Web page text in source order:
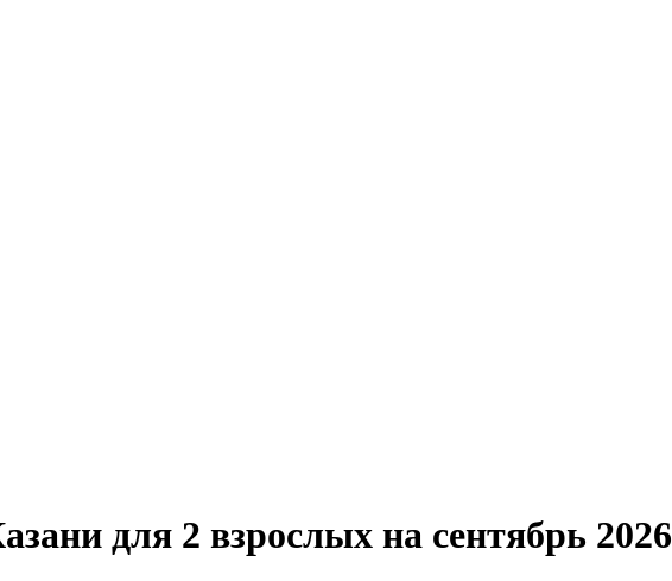
для 2 взрослых на сентябрь 2026